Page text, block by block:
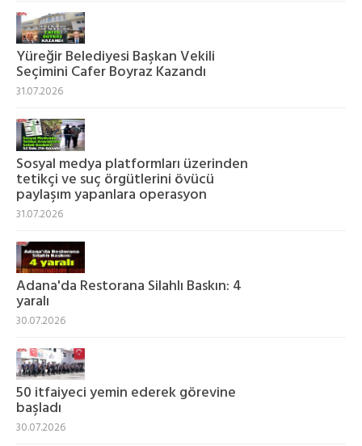
Yüreğir Belediyesi Başkan Vekili
Seçimini Cafer Boyraz Kazandı
31.07.2026
Sosyal medya platformları üzerinden
tetikçi ve suç örgütlerini övücü
paylaşım yapanlara operasyon
31.07.2026
Adana'da Restorana Silahlı Baskın: 4
yaralı
30.07.2026
50 itfaiyeci yemin ederek görevine
başladı
30.07.2026